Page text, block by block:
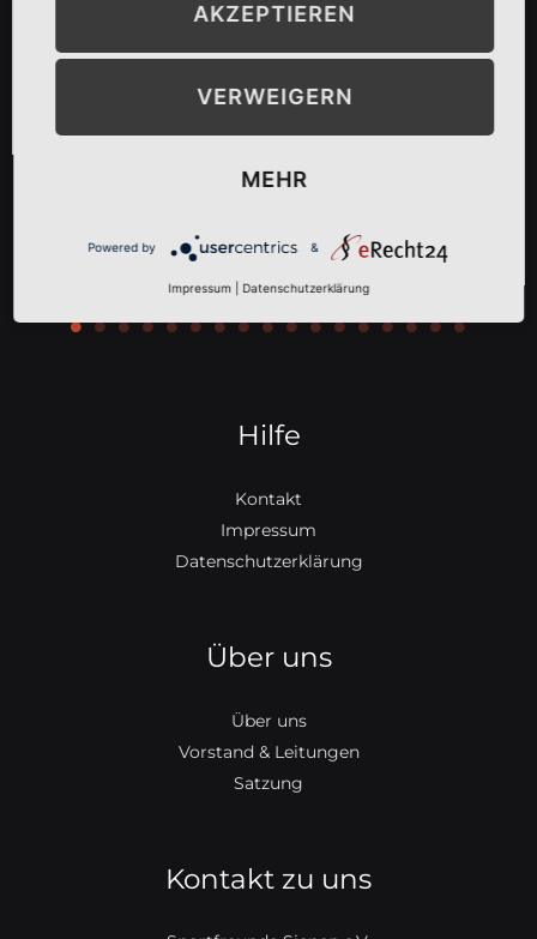
Hilfe
Kontakt
Impressum
Datenschutzerklärung
Über uns
Über uns
Vorstand & Leitungen
Satzung
Kontakt zu uns
AKZEPTIEREN
VERWEIGERN
MEHR
Powered by &
Impressum Datenschutzerklärung